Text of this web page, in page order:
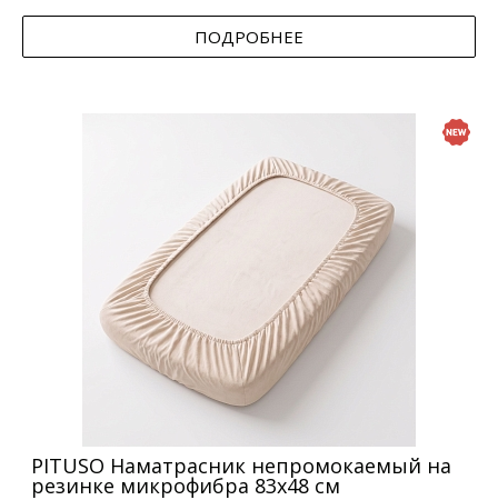
ПОДРОБНЕЕ
PITUSO Наматрасник непромокаемый на
резинке микрофибра 83х48 см